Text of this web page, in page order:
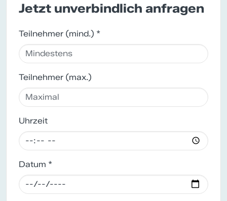
Jetzt unverbindlich anfragen
Teilnehmer (mind.) *
Teilnehmer (max.)
Uhrzeit
Datum *